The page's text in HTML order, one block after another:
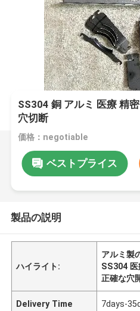
SS304 銅 アルミ 医療 精
穴切断
価格：negotiable
ベストプライス
製品の説明
ハイライト:
アルミ製
SS304
正確な穴
Delivery Time 7days-